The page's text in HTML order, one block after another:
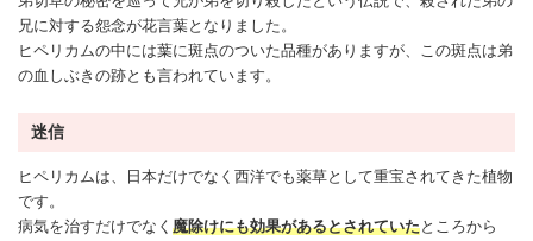
兄に対する怨念が花言葉となりました。
ヒペリカムの中には葉に斑点のついた品種がありますが、この斑点は弟
の血しぶきの跡とも言われています。
迷信
ヒペリカムは、日本だけでなく西洋でも薬草として重宝されてきた植物
です。
病気を治すだけでなく 魔除けにも効果があるとされていたところから